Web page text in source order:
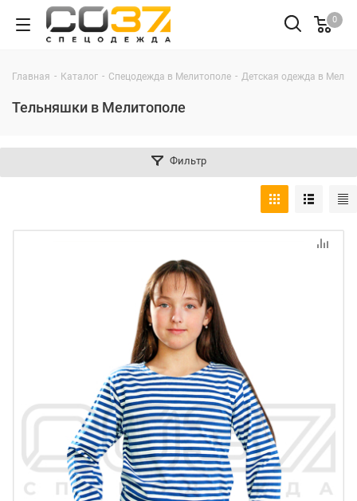
0
Главная - Каталог - Спецодежда в Мелитополе - Детская одежда в
Тельняшки в Мелитополе
Фильтр